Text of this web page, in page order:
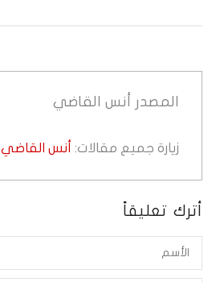
المصدر أنس القاضي
زيارة جميع مقالات: أنس القاضي
أترك تعليقاً